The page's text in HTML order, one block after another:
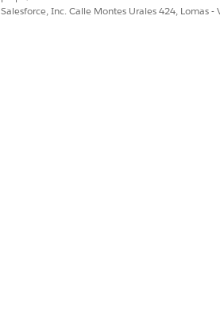
Salesforce, Inc. Calle Montes Urales 424, Lomas